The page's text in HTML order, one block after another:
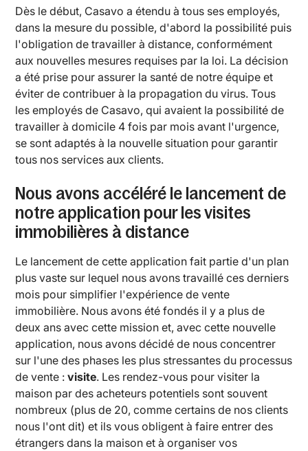
Dès le début, Casavo a étendu à tous ses employés,
dans la mesure du possible, d'abord la possibilité puis
l'obligation de travailler à distance, conformément
aux nouvelles mesures requises par la loi. La décision
a été prise pour assurer la santé de notre équipe et
éviter de contribuer à la propagation du virus. Tous
les employés de Casavo, qui avaient la possibilité de
travailler à domicile 4 fois par mois avant l'urgence,
se sont adaptés à la nouvelle situation pour garantir
tous nos services aux clients.
Nous avons accéléré le lancement de
notre application pour les visites
immobilières à distance
Le lancement de cette application fait partie d'un plan
plus vaste sur lequel nous avons travaillé ces derniers
mois pour simplifier l'expérience de vente
immobilière. Nous avons été fondés il y a plus de
deux ans avec cette mission et, avec cette nouvelle
application, nous avons décidé de nous concentrer
sur l'une des phases les plus stressantes du processus
de vente :visite. Les rendez-vous pour visiter la
maison par des acheteurs potentiels sont souvent
nombreux (plus de 20, comme certains de nos clients
nous l'ont dit) et ils vous obligent à faire entrer des
étrangers dans la maison et à organiser vos